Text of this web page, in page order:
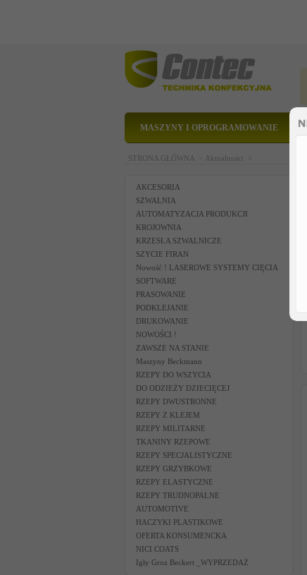
MASZYNY I OPROGRAMOWANIE
STRONA GŁÓWNA > Aktualności >
AKCESORIA
SZWALNIA
AUTOMATYZACJA PRODUKCJI
KROJOWNIA
KRZESŁA SZWALNICZE
SZYCIE FIRAN
Nowość ! LASEROWE SYSTEMY CIĘCIA
SOFTWARE
PRASOWANIE
PODKLEJANIE
DRUKOWANIE
NOWOŚCI !
ZAWSZE NA STANIE
Maszyny Beckmann
RZEPY DO WSZYCIA
DO ODZIEŻY DZIECIĘCEJ
RZEPY DWUSTRONNE
RZEPY Z KLEJEM
RZEPY MILITARNE
TKANINY RZEPOWE
RZEPY SPECJALISTYCZNE
RZEPY GRZYBKOWE
RZEPY ELASTYCZNE
RZEPY TRUDNOPALNE
AUTOMOTIVE
HACZYKI PLASTIKOWE
OFERTA KONSUMENCKA
NICI COATS
Igły Groz Beckert _WYPRZEDAŻ